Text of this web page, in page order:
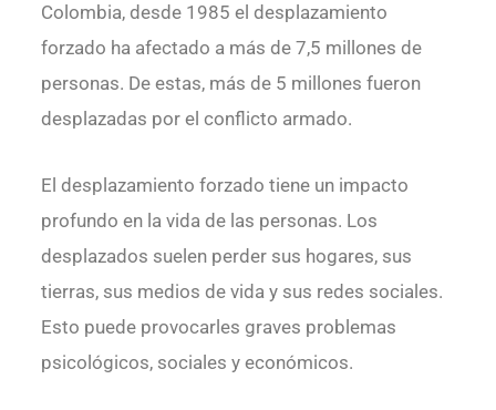
Colombia, desde 1985 el desplazamiento
forzado ha afectado a más de 7,5 millones de
personas. De estas, más de 5 millones fueron
desplazadas por el conflicto armado.
El desplazamiento forzado tiene un impacto
profundo en la vida de las personas. Los
desplazados suelen perder sus hogares, sus
tierras, sus medios de vida y sus redes sociales.
Esto puede provocarles graves problemas
psicológicos, sociales y económicos.